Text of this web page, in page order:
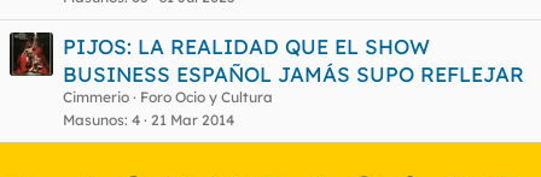
PIJOS: LA REALIDAD QUE EL SHOW
BUSINESS ESPAÑOL JAMÁS SUPO REFLEJAR
Cimmerio
Foro Ocio y Cultura
Masunos 4 21 Mar 2014